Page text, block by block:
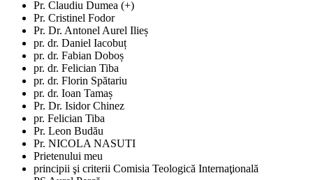
Pr. Claudiu Dumea (+)
Pr. Cristinel Fodor
Pr. Dr. Antonel Aurel Ilieș
pr. dr. Daniel Iacobuț
pr. dr. Fabian Doboș
pr. dr. Felician Tiba
pr. dr. Florin Spătariu
pr. dr. Ioan Tamaș
Pr. Dr. Isidor Chinez
pr. Felician Tiba
Pr. Leon Budău
Pr. NICOLA NASUTI
Prietenului meu
principii şi criterii Comisia Teologică Internaţională